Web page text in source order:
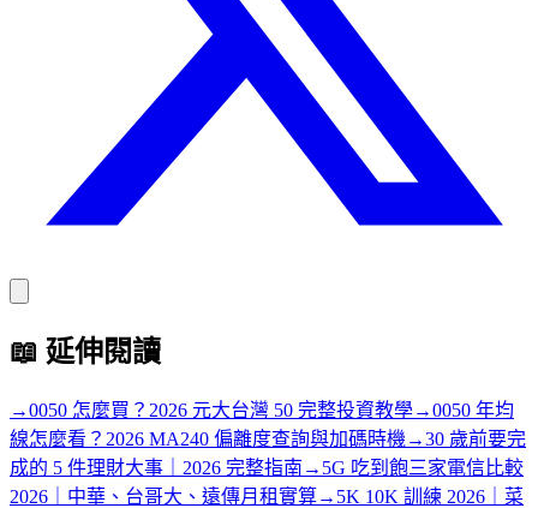
📖 延伸閱讀
→0050 怎麼買？2026 元大台灣 50 完整投資教學→0050 年均
線怎麼看？2026 MA240 偏離度查詢與加碼時機 →30 歲前要完
成的 5 件理財大事｜2026 完整指南 → 5G 吃到飽三家電信比較
2026｜中華、台哥大、遠傳月租實算→ 5K 10K 訓練 2026｜菜